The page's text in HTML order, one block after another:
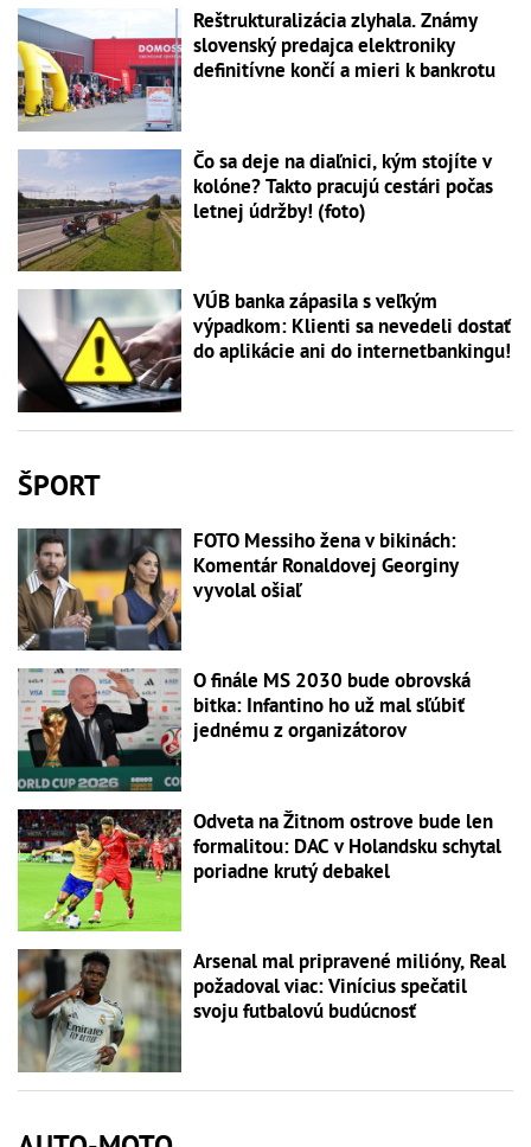
Reštrukturalizácia zlyhala. Známy
slovenský predajca elektroniky
definitívne končí a mieri k bankrotu
Čo sa deje na diaľnici, kým stojíte v
kolóne? Takto pracujú cestári počas
letnej údržby! (foto)
VÚB banka zápasila s veľkým
výpadkom: Klienti sa nevedeli dostať
do aplikácie ani do internetbankingu!
ŠPORT
FOTO Messiho žena v bikinách:
Komentár Ronaldovej Georginy
vyvolal ošiaľ
O finále MS 2030 bude obrovská
bitka: Infantino ho už mal sľúbiť
jednému z organizátorov
Odveta na Žitnom ostrove bude len
formalitou: DAC v Holandsku schytal
poriadne krutý debakel
Arsenal mal pripravené milióny, Real
požadoval viac: Vinícius spečatil
svoju futbalovú budúcnosť